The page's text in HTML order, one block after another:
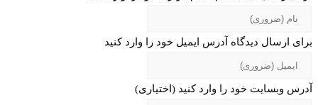
برای ارسال دیدگاه آدرس ایمیل خود را وارد کنید
آدرس وبسایت خود را وارد کنید (اختیاری)